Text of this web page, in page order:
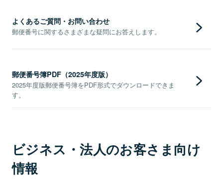
よくあるご質問・お問い合わせ
郵便番号に関するさまざまな疑問にお答えします。
郵便番号簿PDF（2025年度版）
2025年度版郵便番号簿をPDF形式でダウンロードできま
す。
ビジネス・法人のお客さま向け
情報